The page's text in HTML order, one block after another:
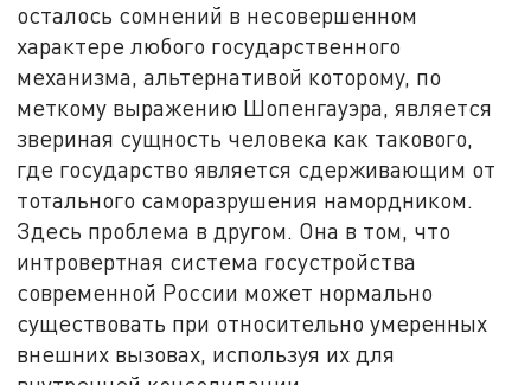
осталось сомнений в несовершенном
характере любого государственного
механизма, альтернативой которому, по
меткому выражению Шопенгауэра, является
звериная сущность человека как такового,
где государство является сдерживающим от
тотального саморазрушения намордником.
Здесь проблема в другом. Она в том, что
интровертная система госустройства
современной России может нормально
существовать при относительно умеренных
внешних вызовах, используя их для